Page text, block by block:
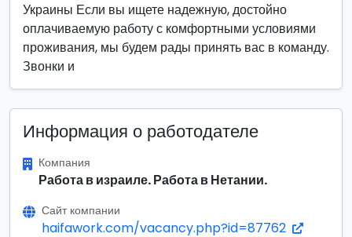
Украины Если вы ищете надежную, достойно
оплачиваемую работу с комфортными условиями
проживания, мы будем рады принять вас в команду.
Звонки и
Информация о работодателе
Компания
Работа в израиле. Работа в Нетании.
Сайт компании
haifawork.com/vacancy.php?id=87762